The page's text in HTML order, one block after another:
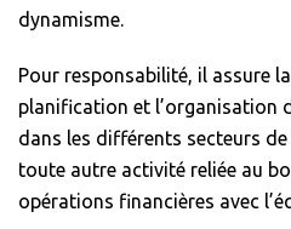
dynamisme.
Pour responsabilité, il assure
planification et l’organisation
dans les différents secteurs
toute autre activité reliée au
opérations financières avec